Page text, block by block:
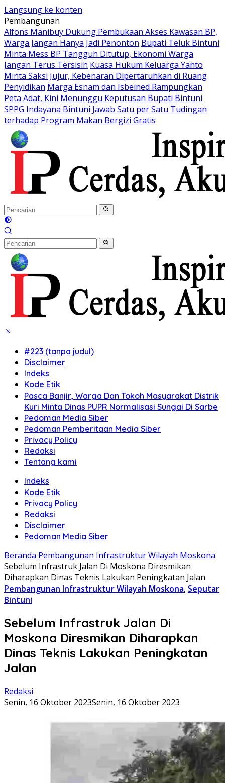
Langsung ke konten
Pembangunan
Alfons Manibuy Dukung Pembukaan Akses Kawasan BP,
Warga Jangan Hanya Jadi Penonton Bupati Teluk Bintuni
Minta Mess BP Tangguh Ditutup, Ekonomi Warga
Jangan Terus Tersisih Kuasa Hukum Keluarga Yanto
Minta Saksi Jujur, Kebenaran Dipertaruhkan di Ruang
Penyidikan Marga Esnam dan Isbeined Rampungkan
Peta Adat, Kini Menunggu Keputusan Bupati Bintuni
SPPG Indayana Bintuni Jawab Satu per Satu Tudingan
terhadap Program Makan Bergizi Gratis
#223 (tanpa judul)
Disclaimer
Indeks
Kode Etik
Pasca Banjir, Warga Dan Tokoh Masyarakat Distrik
Kuri Minta Dinas PUPR Normalisasi Sungai Di Sarbe
Pedoman Media Siber
Pedoman Pemberitaan Media Siber
Privacy Policy
Redaksi
Tentang kami
Indeks
Kode Etik
Privacy Policy
Redaksi
Disclaimer
Pedoman Media Siber
Beranda Pembangunan Infrastruktur Wilayah Moskona
Sebelum Infrastruk Jalan Di Moskona Diresmikan
Diharapkan Dinas Teknis Lakukan Peningkatan Jalan
Pembangunan Infrastruktur Wilayah Moskona, Seputar
Bintuni
Sebelum Infrastruk Jalan Di
Moskona Diresmikan Diharapkan
Dinas Teknis Lakukan Peningkatan
Jalan
Redaksi
Senin, 16 Oktober 2023Senin, 16 Oktober 2023